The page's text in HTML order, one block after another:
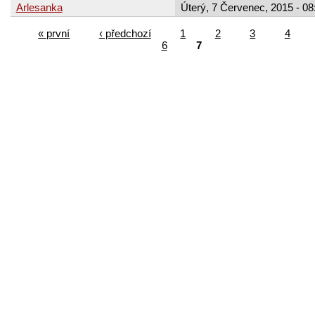
Arlesanka
Úterý, 7 Červenec, 2015 -
« první ‹ předchozí 1 2 3
4
6
7